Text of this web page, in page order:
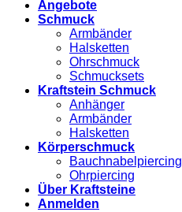
Angebote
Schmuck
Armbänder
Halsketten
Ohrschmuck
Schmucksets
Kraftstein Schmuck
Anhänger
Armbänder
Halsketten
Körperschmuck
Bauchnabelpiercing
Ohrpiercing
Über Kraftsteine
Anmelden